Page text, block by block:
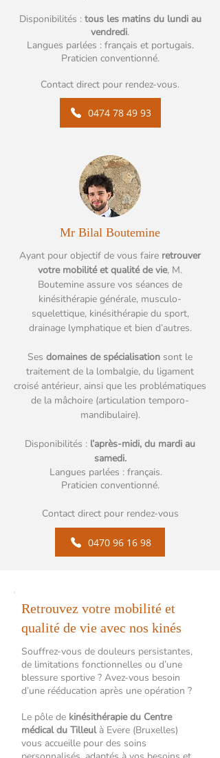
Disponibilités : tous les matins du lundi au
vendredi.
Langues parlées : français et portugais.
Praticien conventionné.
Contact direct pour rendez-vous.
0474 78 49 93
Mr Bilal Boutemine
Ayant pour objectif de vous faire retrouver
votre mobilité et qualité de vie, M.
Boutemine assure vos séances de
kinésithérapie générale, musculo-
squelettique, kinésithérapie du sport,
drainage lymphatique et bien d’autres.
Ses domaines de spécialisation sont le
traitement de la lombalgie, du ligament
croisé antérieur, ainsi que les problématiques
de la mâchoire (articulation temporo-
mandibulaire).
Disponibilités : l’après-midi, du mardi au
samedi.
Langues parlées : français.
Praticien conventionné.
Contact direct pour rendez-vous
0470 96 16 98
Retrouvez votre mobilité et
qualité de vie avec nos kinés
Souffrez-vous de douleurs persistantes,
de limitations fonctionnelles ou d’une
blessure sportive ? Avez-vous besoin
d’une rééducation après une opération ?
Le pôle de kinésithérapie du Centre
médical du Tilleulà Evere (Bruxelles)
vous accueille pour des soins